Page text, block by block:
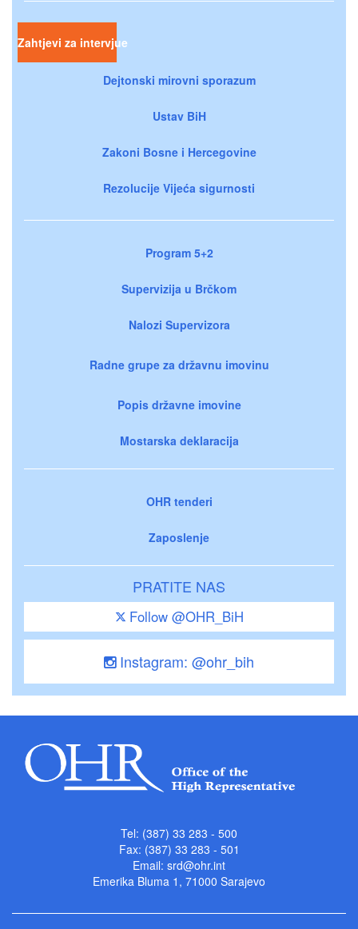
Zahtjevi za intervjue
Dejtonski mirovni sporazum
Ustav BiH
Zakoni Bosne i Hercegovine
Rezolucije Vijeća sigurnosti
Program 5+2
Supervizija u Brčkom
Nalozi Supervizora
Radne grupe za državnu imovinu
Popis državne imovine
Mostarska deklaracija
OHR tenderi
Zaposlenje
PRATITE NAS
Follow @OHR_BiH
Instagram: @ohr_bih
Tel: (387) 33 283 - 500
Fax: (387) 33 283 - 501
Email: srd@ohr.int
Emerika Bluma 1, 71000 Sarajevo